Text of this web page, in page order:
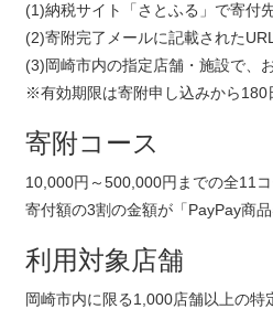
(1)納税サイト「さとふる」で寄付
(2)寄附完了メールに記載された
(3)岡崎市内の指定店舗・施設で、
※有効期限は寄附申し込みから180
寄附コース
10,000円～500,000円までの全11コ
寄付額の3割の金額が「PayPay商
利用対象店舗
岡崎市内に限る1,000店舗以上の特